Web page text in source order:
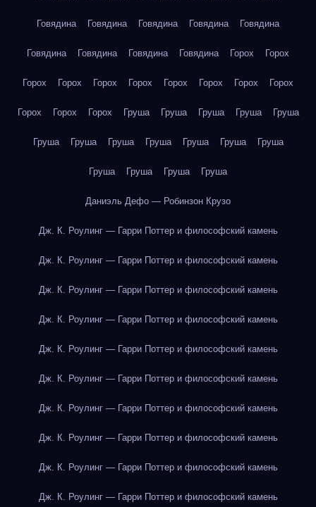
Говядина Говядина Говядина Говядина Говядина
Говядина Говядина Говядина Говядина Горох Горох
Горох Горох Горох Горох Горох Горох Горох Горох
Горох Горох Горох Груша Груша Груша Груша Груша
Груша Груша Груша Груша Груша Груша Груша
Груша Груша Груша Груша
Даниэль Дефо — Робинзон Крузо
Дж. К. Роулинг — Гарри Поттер и философский камень
Дж. К. Роулинг — Гарри Поттер и философский камень
Дж. К. Роулинг — Гарри Поттер и философский камень
Дж. К. Роулинг — Гарри Поттер и философский камень
Дж. К. Роулинг — Гарри Поттер и философский камень
Дж. К. Роулинг — Гарри Поттер и философский камень
Дж. К. Роулинг — Гарри Поттер и философский камень
Дж. К. Роулинг — Гарри Поттер и философский камень
Дж. К. Роулинг — Гарри Поттер и философский камень
Дж. К. Роулинг — Гарри Поттер и философский камень